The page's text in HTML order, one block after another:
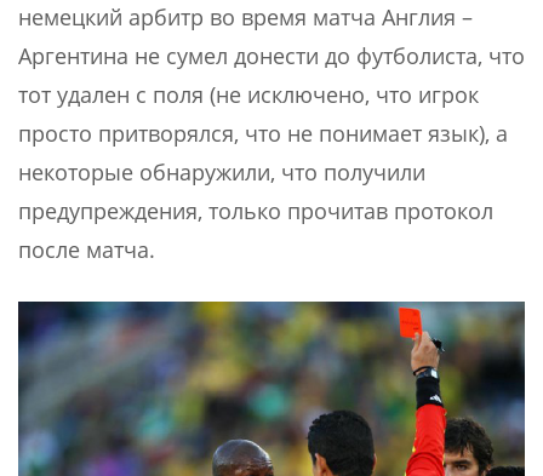
немецкий арбитр во время матча Англия –
Аргентина не сумел донести до футболиста, что
тот удален с поля (не исключено, что игрок
просто притворялся, что не понимает язык), а
некоторые обнаружили, что получили
предупреждения, только прочитав протокол
после матча.